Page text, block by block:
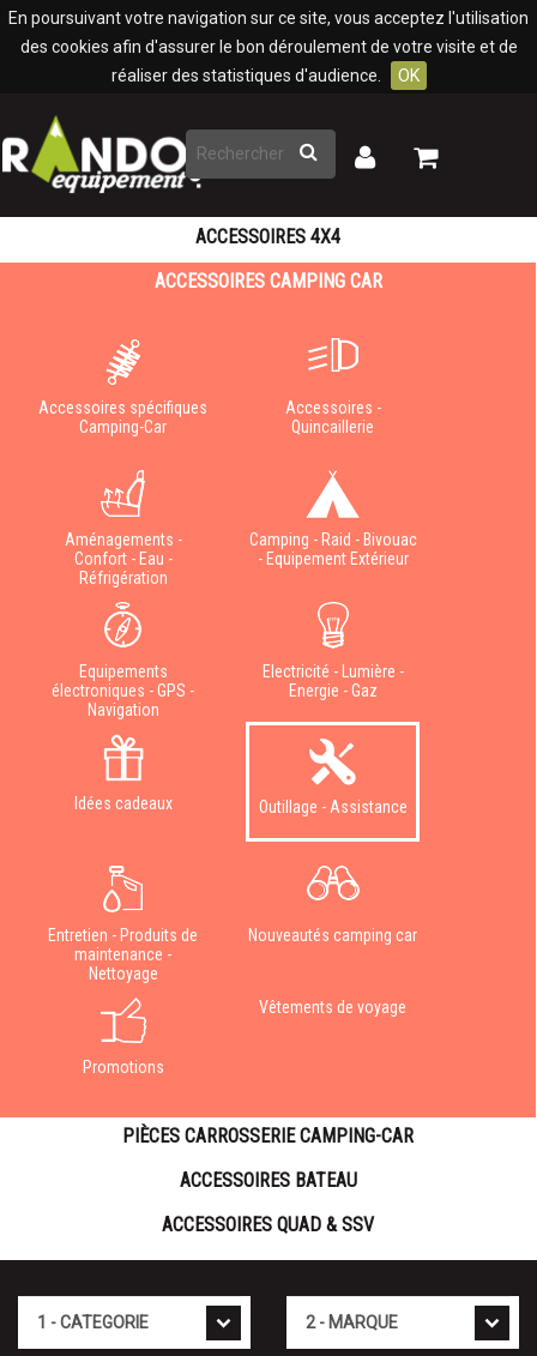
En poursuivant votre navigation sur ce site, vous acceptez l'utilisation
des cookies afin d'assurer le bon déroulement de votre visite et de
réaliser des statistiques d'audience.
OK
Rechercher
Mon
Mon
ACCESSOIRES 4X4
ACCESSOIRES CAMPING CAR
Accessoires spécifiques
Camping-Car
Accessoires -
Quincaillerie
Aménagements -
Confort - Eau -
Réfrigération
Camping - Raid - Bivouac
- Equipement Extérieur
Equipements
électroniques - GPS -
Navigation
Electricité - Lumière -
Energie - Gaz
Idées cadeaux Outillage - Assistance
Entretien - Produits de
maintenance -
Nettoyage
Nouveautés camping car
Promotions
Vêtements de voyage
PIÈCES CARROSSERIE CAMPING-CAR
ACCESSOIRES BATEAU
ACCESSOIRES QUAD & SSV
Panneau de gestion des cookies